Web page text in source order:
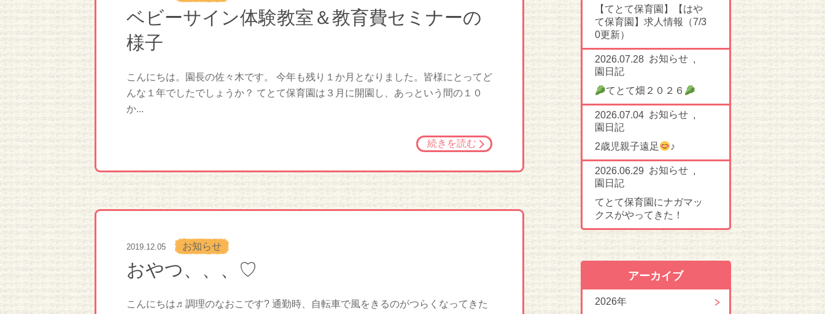
ベビーサイン体験教室＆教育費セミナーの
様子
こんにちは。園長の佐々木です。 今年も残り１か月となりました。皆様にとってど
んな１年でしたでしょうか？ てとて保育園は３月に開園し、あっという間の１０
か...
続きを読む
2019.12.05 お知らせ
おやつ、、、♡
こんにちは♬調理のなおこです? 通勤時、自転車で風をきるのがつらくなってきた
【てとて保育園】【はや
て保育園】求人情報（7/3
0更新）
2026.07.28 お知らせ ,
園日記
てとて畑２０２６
2026.07.04 お知らせ ,
園日記
2歳児親子遠足
♪
2026.06.29 お知らせ ,
園日記
てとて保育園にナガマッ
クスがやってきた！
アーカイブ
2026年